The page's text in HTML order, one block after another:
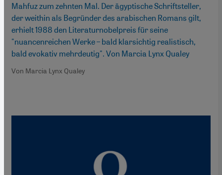
Mahfuz zum zehnten Mal. Der ägyptische Schriftsteller,
der weithin als Begründer des arabischen Romans gilt,
erhielt 1988 den Literaturnobelpreis für seine
"nuancenreichen Werke – bald klarsichtig realistisch,
bald evokativ mehrdeutig". Von Marcia Lynx Qualey
Von Marcia Lynx Qualey